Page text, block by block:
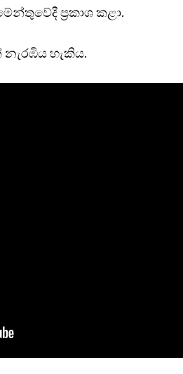
ප්‍රකාශ කළා.
හැකිය.